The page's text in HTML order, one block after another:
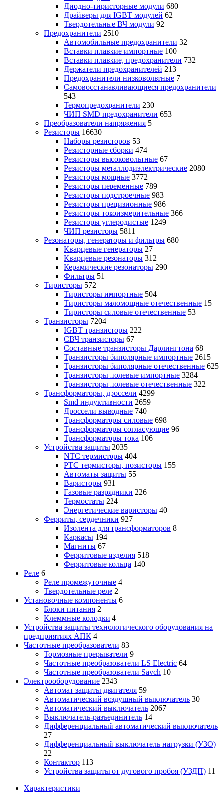
Диодно-тиристорные модули 680
Драйверы для IGBT модулей 62
Твердотельные ВЧ модули 92
Предохранители 2510
Автомобильные предохранители 32
Вставки плавкие импортные 100
Вставки плавкие, предохранители 732
Держатели предохранителей 213
Предохранители низковольтные 7
Самовосстанавливающиеся предохранители
543
Термопредохранители 230
ЧИП SMD предохранители 653
Преобразователи напряжения 5
Резисторы 16630
Наборы резисторов 53
Резисторные сборки 474
Резисторы высоковольтные 67
Резисторы металлодиэлектрические 2080
Резисторы мощные 3772
Резисторы переменные 789
Резисторы подстроечные 983
Резисторы прецизионные 986
Резисторы токоизмерительные 366
Резисторы углеродистые 1249
ЧИП резисторы 5811
Резонаторы, генераторы и фильтры 680
Кварцевые генераторы 27
Кварцевые резонаторы 312
Керамические резонаторы 290
Фильтры 51
Тиристоры 572
Тиристоры импортные 504
Тиристоры маломощные отечественные 15
Тиристоры силовые отечественные 53
Транзисторы 7204
IGBT транзисторы 222
СВЧ транзисторы 67
Составные транзисторы Дарлингтона 68
Транзисторы биполярные импортные 2615
Транзисторы биполярные отечественные 625
Транзисторы полевые импортные 3284
Транзисторы полевые отечественные 322
Трансформаторы, дроссели 4299
Smd индуктивности 2659
Дроссели выводные 740
Трансформаторы силовые 698
Трансформаторы согласующие 96
Трансформаторы тока 106
Устройства защиты 2035
NTC термисторы 404
PTC термисторы, позисторы 155
Автоматы защиты 55
Варисторы 931
Газовые разрядники 226
Термостаты 224
Энергетические варисторы 40
Ферриты, сердечники 927
Изолента для трансформаторов 8
Каркасы 194
Магниты 67
Ферритовые изделия 518
Ферритовые кольца 140
Реле 6
Реле промежуточные 4
Твердотельные реле 2
Установочные компоненты 6
Блоки питания 2
Клеммные колодки 4
Устройства защиты технологического оборудования на
предприятиях АПК 4
Частотные преобразователи 83
Тормозные прерыватели 9
Частотные преобразователи LS Electric 64
Частотные преобразователи Savch 10
Электрооборудование 2343
Автомат защиты двигателя 59
Автоматический воздушный выключатель 30
Автоматический выключатель 2067
Выключатель-разъединитель 14
Дифференциальный автоматический выключатель
27
Дифференциальный выключатель нагрузки (УЗО)
22
Контактор 113
Устройства защиты от дугового пробоя (УЗДП) 11
Характеристики